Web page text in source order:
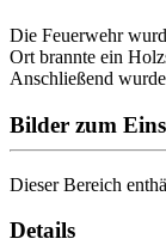
Die Feuerwehr
Ort brannte ein
Anschließend
Bilder zum
Dieser Bereich
Details